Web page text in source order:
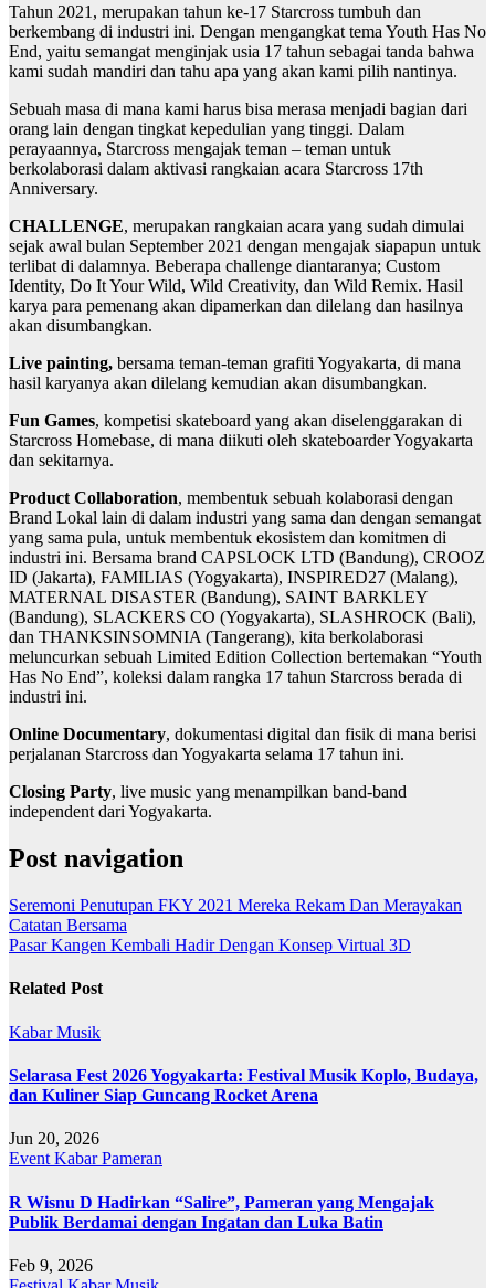
Tahun 2021, merupakan tahun ke-17 Starcross tumbuh dan
berkembang di industri ini. Dengan mengangkat tema Youth Has No
End, yaitu semangat menginjak usia 17 tahun sebagai tanda bahwa
kami sudah mandiri dan tahu apa yang akan kami pilih nantinya.
Sebuah masa di mana kami harus bisa merasa menjadi bagian dari
orang lain dengan tingkat kepedulian yang tinggi. Dalam
perayaannya, Starcross mengajak teman – teman untuk
berkolaborasi dalam aktivasi rangkaian acara Starcross 17th
Anniversary.
CHALLENGE, merupakan rangkaian acara yang sudah dimulai
sejak awal bulan September 2021 dengan mengajak siapapun untuk
terlibat di dalamnya. Beberapa challenge diantaranya; Custom
Identity, Do It Your Wild, Wild Creativity, dan Wild Remix. Hasil
karya para pemenang akan dipamerkan dan dilelang dan hasilnya
akan disumbangkan.
Live painting, bersama teman-teman grafiti Yogyakarta, di mana
hasil karyanya akan dilelang kemudian akan disumbangkan.
Fun Games, kompetisi skateboard yang akan diselenggarakan di
Starcross Homebase, di mana diikuti oleh skateboarder Yogyakarta
dan sekitarnya.
Product Collaboration, membentuk sebuah kolaborasi dengan
Brand Lokal lain di dalam industri yang sama dan dengan semangat
yang sama pula, untuk membentuk ekosistem dan komitmen di
industri ini. Bersama brand CAPSLOCK LTD (Bandung), CROOZ
ID (Jakarta), FAMILIAS (Yogyakarta), INSPIRED27 (Malang),
MATERNAL DISASTER (Bandung), SAINT BARKLEY
(Bandung), SLACKERS CO (Yogyakarta), SLASHROCK (Bali),
dan THANKSINSOMNIA (Tangerang), kita berkolaborasi
meluncurkan sebuah Limited Edition Collection bertemakan “Youth
Has No End”, koleksi dalam rangka 17 tahun Starcross berada di
industri ini.
Online Documentary, dokumentasi digital dan fisik di mana berisi
perjalanan Starcross dan Yogyakarta selama 17 tahun ini.
Closing Party, live music yang menampilkan band-band
independent dari Yogyakarta.
Post navigation
Seremoni Penutupan FKY 2021 Mereka Rekam Dan Merayakan
Catatan Bersama
Pasar Kangen Kembali Hadir Dengan Konsep Virtual 3D
Related Post
KabarMusik
Selarasa Fest 2026 Yogyakarta: Festival Musik Koplo, Budaya,
dan Kuliner Siap Guncang Rocket Arena
Jun 20, 2026
Event KabarPameran
R Wisnu D Hadirkan “Salire”, Pameran yang Mengajak
Publik Berdamai dengan Ingatan dan Luka Batin
Feb 9, 2026